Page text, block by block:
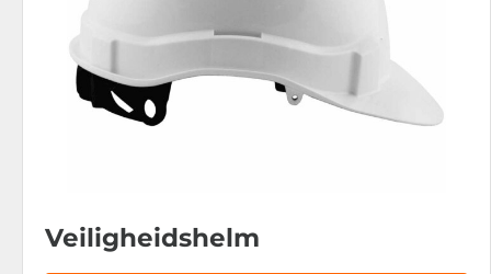
Veiligheidshelm